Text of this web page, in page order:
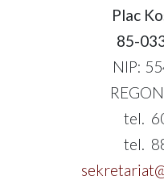
Plac
85-
NIP:
tel.
tel.